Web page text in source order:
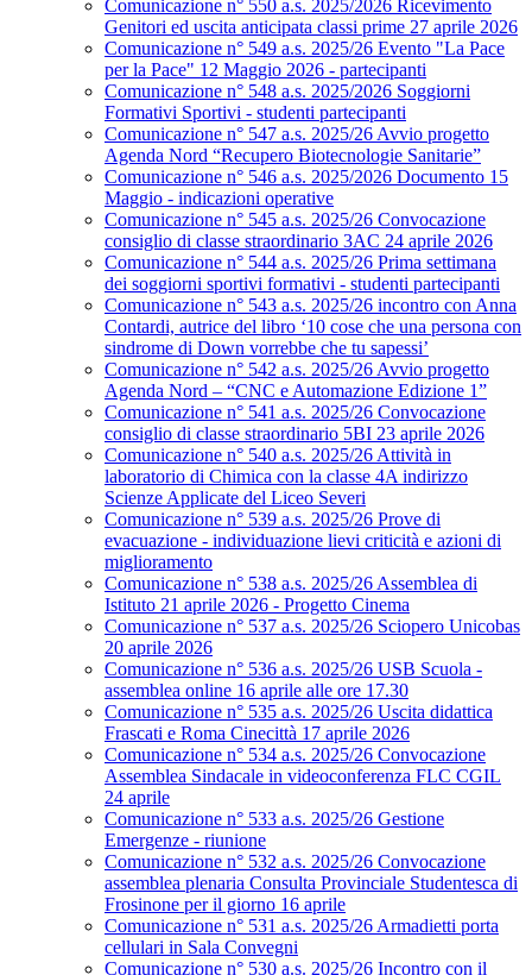
Comunicazione n° 550 a.s. 2025/2026 Ricevimento
Genitori ed uscita anticipata classi prime 27 aprile 2026
Comunicazione n° 549 a.s. 2025/26 Evento "La Pace
per la Pace" 12 Maggio 2026 - partecipanti
Comunicazione n° 548 a.s. 2025/2026 Soggiorni
Formativi Sportivi - studenti partecipanti
Comunicazione n° 547 a.s. 2025/26 Avvio progetto
Agenda Nord “Recupero Biotecnologie Sanitarie”
Comunicazione n° 546 a.s. 2025/2026 Documento 15
Maggio - indicazioni operative
Comunicazione n° 545 a.s. 2025/26 Convocazione
consiglio di classe straordinario 3AC 24 aprile 2026
Comunicazione n° 544 a.s. 2025/26 Prima settimana
dei soggiorni sportivi formativi - studenti partecipanti
Comunicazione n° 543 a.s. 2025/26 incontro con Anna
Contardi, autrice del libro ‘10 cose che una persona con
sindrome di Down vorrebbe che tu sapessi’
Comunicazione n° 542 a.s. 2025/26 Avvio progetto
Agenda Nord – “CNC e Automazione Edizione 1”
Comunicazione n° 541 a.s. 2025/26 Convocazione
consiglio di classe straordinario 5BI 23 aprile 2026
Comunicazione n° 540 a.s. 2025/26 Attività in
laboratorio di Chimica con la classe 4A indirizzo
Scienze Applicate del Liceo Severi
Comunicazione n° 539 a.s. 2025/26 Prove di
evacuazione - individuazione lievi criticità e azioni di
miglioramento
Comunicazione n° 538 a.s. 2025/26 Assemblea di
Istituto 21 aprile 2026 - Progetto Cinema
Comunicazione n° 537 a.s. 2025/26 Sciopero Unicobas
20 aprile 2026
Comunicazione n° 536 a.s. 2025/26 USB Scuola -
assemblea online 16 aprile alle ore 17.30
Comunicazione n° 535 a.s. 2025/26 Uscita didattica
Frascati e Roma Cinecittà 17 aprile 2026
Comunicazione n° 534 a.s. 2025/26 Convocazione
Assemblea Sindacale in videoconferenza FLC CGIL
24 aprile
Comunicazione n° 533 a.s. 2025/26 Gestione
Emergenze - riunione
Comunicazione n° 532 a.s. 2025/26 Convocazione
assemblea plenaria Consulta Provinciale Studentesca di
Frosinone per il giorno 16 aprile
Comunicazione n° 531 a.s. 2025/26 Armadietti porta
cellulari in Sala Convegni
Comunicazione n° 530 a.s. 2025/26 Incontro con il